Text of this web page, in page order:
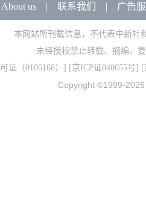
About us| 联系我们 | 广告
本网站所刊载信息，不代表中新社
未经授权禁止转载、摘编、
证（0106168） ] [京ICP证040655号] [
Copyright ©1999-